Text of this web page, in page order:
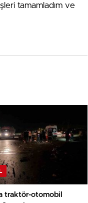
tamamladım ve
traktör-otomobil